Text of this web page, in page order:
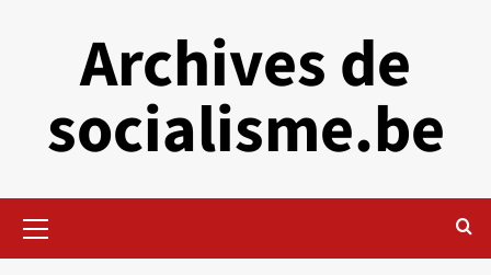
Archives de
socialisme.be
principal